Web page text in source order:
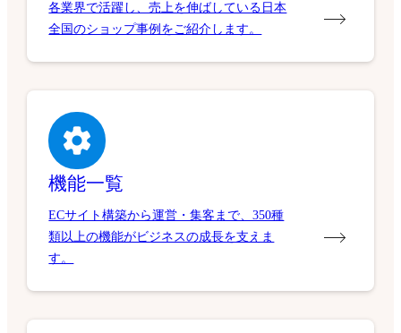
各業界で活躍し、売上を伸ばしている日本
全国のショップ事例をご紹介します。
機能一覧
ECサイト構築から運営・集客まで、350種
類以上の機能がビジネスの成長を支えま
す。